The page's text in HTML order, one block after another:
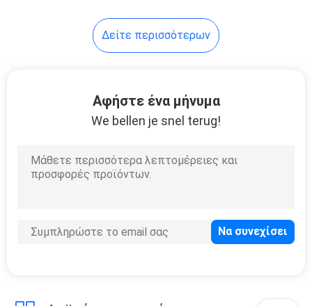
Δείτε περισσότερων
Αφήστε ένα μήνυμα
We bellen je snel terug!